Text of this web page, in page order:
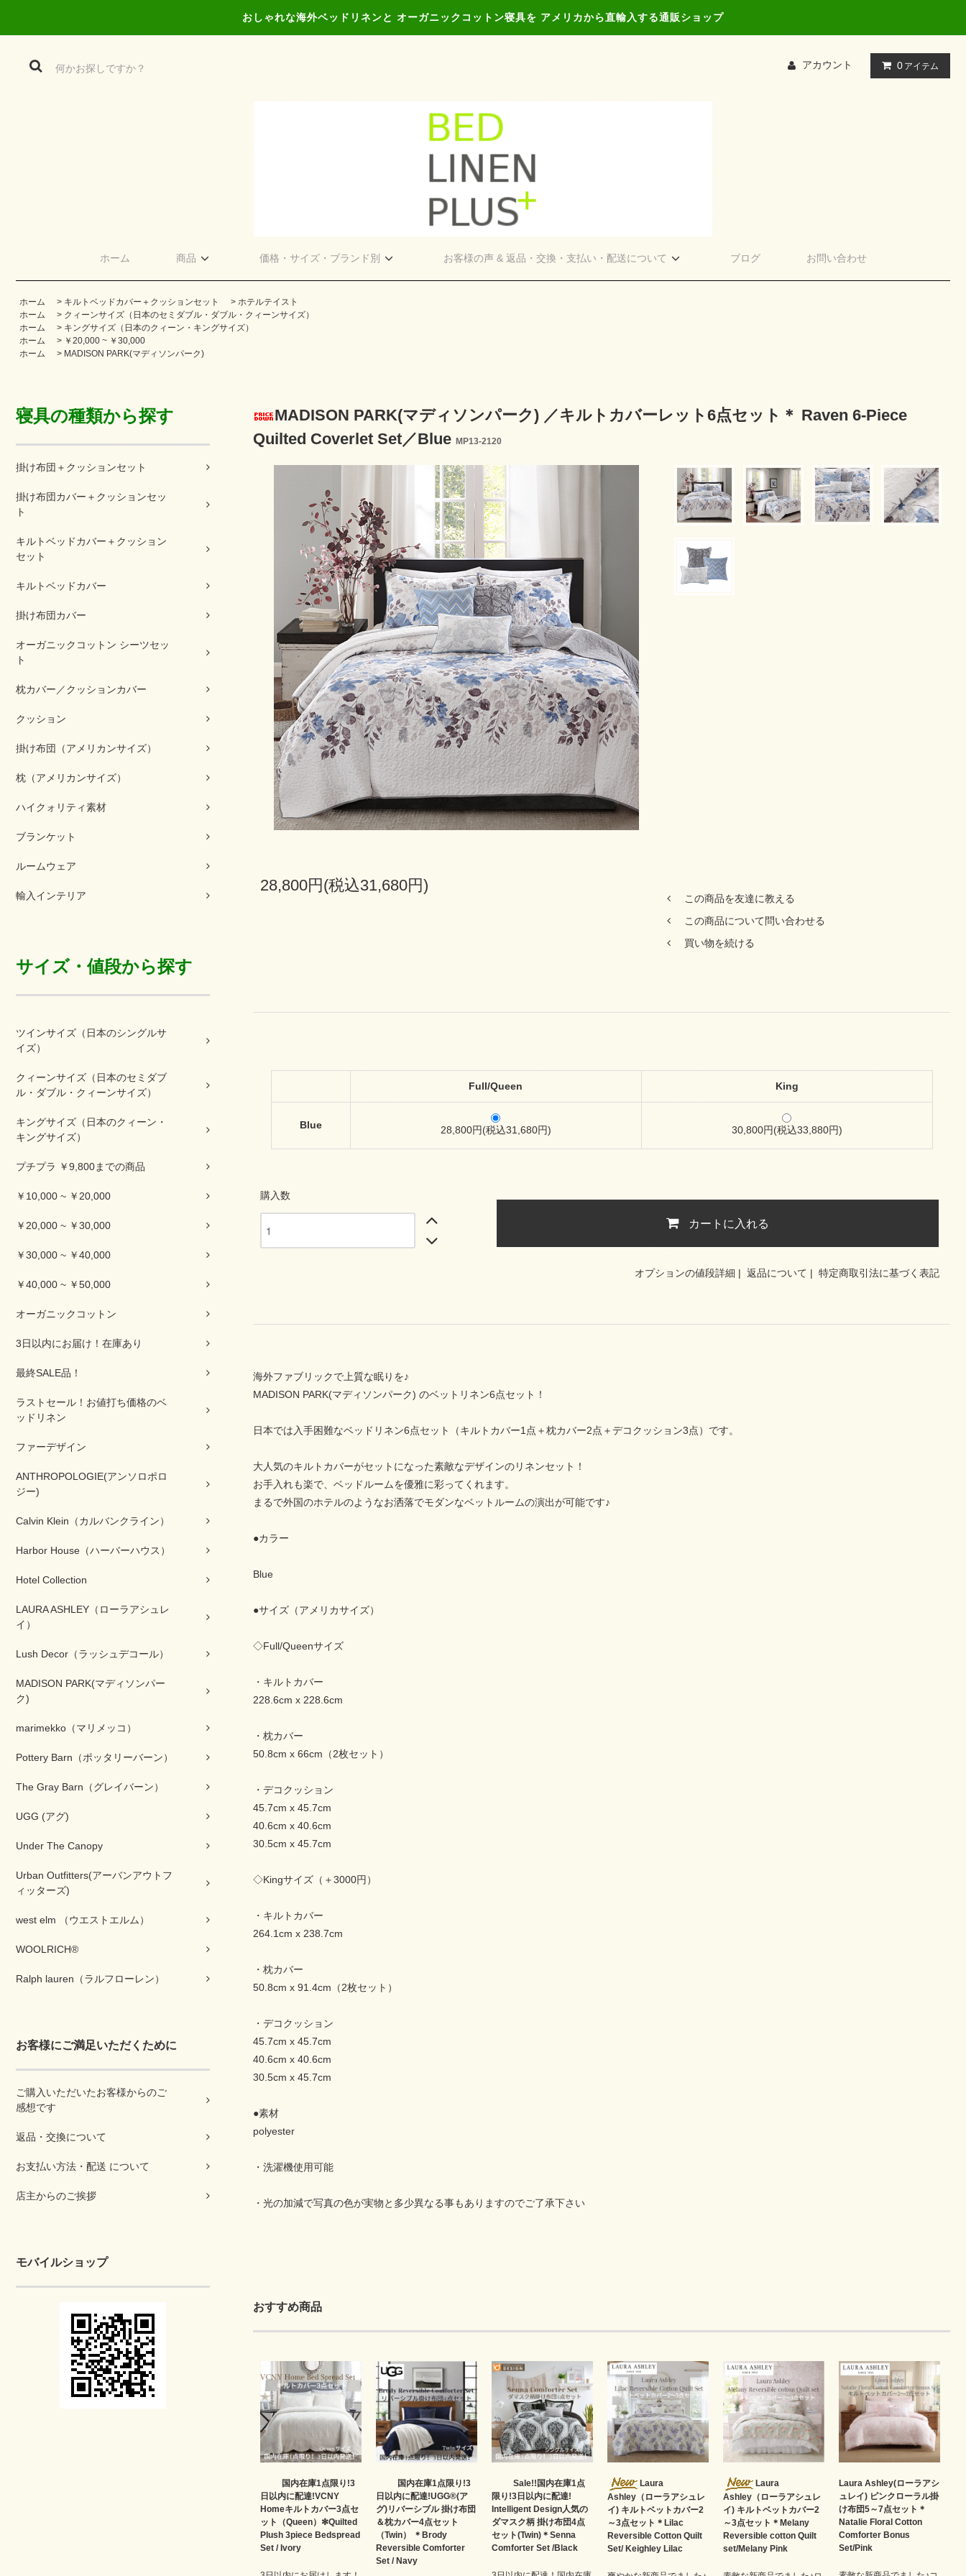
おしゃれな海外ベッドリネンと オーガニックコットン寝具を アメリカから直輸入する通販ショップ
アカウント 0 アイテム
ホーム 商品 価格・サイズ・ブランド別 お客様の声 & 返品・交換・支払い・配送について ブログ お問い合わせ
ホーム > キルトベッドカバー＋クッションセット > ホテルテイスト
ホーム
> クィーンサイズ（日本のセミダブル・ダブル・クィーンサイズ）
ホーム
> キングサイズ（日本のクィーン・キングサイズ）
ホーム
> ￥20,000 ~ ￥30,000
ホーム
> MADISON PARK(マディソンパーク)
寝具の種類から探す
掛け布団＋クッションセット
掛け布団カバー＋クッションセッ
ト
キルトベッドカバー＋クッション
セット
キルトベッドカバー
掛け布団カバー
オーガニックコットン シーツセッ
ト
枕カバー／クッションカバー
クッション
掛け布団（アメリカンサイズ）
枕（アメリカンサイズ）
ハイクォリティ素材
ブランケット
ルームウェア
輸入インテリア
サイズ・値段から探す
ツインサイズ（日本のシングルサ
イズ）
クィーンサイズ（日本のセミダブ
ル・ダブル・クィーンサイズ）
キングサイズ（日本のクィーン・
キングサイズ）
プチプラ ￥9,800までの商品
￥10,000 ~ ￥20,000
￥20,000 ~ ￥30,000
￥30,000 ~ ￥40,000
￥40,000 ~ ￥50,000
オーガニックコットン
3日以内にお届け！在庫あり
最終SALE品！
ラストセール！お値打ち価格のベ
ッドリネン
ファーデザイン
ANTHROPOLOGIE(アンソロポロ
ジー)
Calvin Klein（カルバンクライン）
Harbor House（ハーバーハウス）
Hotel Collection
LAURA ASHLEY（ローラアシュレ
イ）
Lush Decor（ラッシュデコール）
MADISON PARK(マディソンパー
ク)
marimekko（マリメッコ）
Pottery Barn（ポッタリーバーン）
The Gray Barn（グレイバーン）
UGG (アグ)
Under The Canopy
Urban Outfitters(アーバンアウトフ
ィッターズ)
west elm （ウエストエルム）
WOOLRICH®
Ralph lauren（ラルフローレン）
お客様にご満足いただくために
ご購入いただいたお客様からのご
感想です
返品・交換について
お支払い方法・配送 について
店主からのご挨拶
モバイルショップ
MADISON PARK(マディソンパーク) ／キルトカバーレット6点セット＊ Raven 6-Piece
Quilted Coverlet Set／Blue MP13-2120
28,800円(税込31,680円)
この商品を友達に教える
この商品について問い合わせる
買い物を続ける
Full/Queen King
Blue 28,800円(税込31,680円) 30,800円(税込33,880円)
購入数
カートに入れる
オプションの値段詳細 | 返品について | 特定商取引法に基づく表記
海外ファブリックで上質な眠りを♪
MADISON PARK(マディソンパーク) のベットリネン6点セット！
日本では入手困難なベッドリネン6点セット（キルトカバー1点＋枕カバー2点＋デコクッション3点）です。
大人気のキルトカバーがセットになった素敵なデザインのリネンセット！
お手入れも楽で、ベッドルームを優雅に彩ってくれます。
まるで外国のホテルのようなお洒落でモダンなベットルームの演出が可能です♪
●カラー
Blue
●サイズ（アメリカサイズ）
◇Full/Queenサイズ
・キルトカバー
228.6cm x 228.6cm
・枕カバー
50.8cm x 66cm（2枚セット）
・デコクッション
45.7cm x 45.7cm
40.6cm x 40.6cm
30.5cm x 45.7cm
◇Kingサイズ（＋3000円）
・キルトカバー
264.1cm x 238.7cm
・枕カバー
50.8cm x 91.4cm（2枚セット）
・デコクッション
45.7cm x 45.7cm
40.6cm x 40.6cm
30.5cm x 45.7cm
●素材
polyester
・洗濯機使用可能
・光の加減で写真の色が実物と多少異なる事もありますのでご了承下さい
おすすめ商品
国内在庫1点限り!3
日以内に配達!VCNY
Homeキルトカバー3点セ
ット（Queen）✻Quilted
Plush 3piece Bedspread
Set / Ivory
国内在庫1点限り!3
日以内に配達!UGG®(ア
グ)リバーシブル 掛け布団
＆枕カバー4点セット
（Twin） ＊Brody
Reversible Comforter
Set / Navy
Sale!!国内在庫1点
限り!3日以内に配達!
Intelligent Design人気の
ダマスク柄 掛け布団4点
セット(Twin)＊Senna
Comforter Set /Black
Laura
Ashley（ローラアシュレ
イ) キルトベットカバー2
～3点セット＊Lilac
Reversible Cotton Quilt
Set/ Keighley Lilac
Laura
Ashley（ローラアシュレ
イ) キルトベットカバー2
～3点セット＊Melany
Reversible cotton Quilt
set/Melany Pink
Laura Ashley(ローラアシ
ュレイ) ピンクローラル掛
け布団5～7点セット＊
Natalie Floral Cotton
Comforter Bonus
Set/Pink